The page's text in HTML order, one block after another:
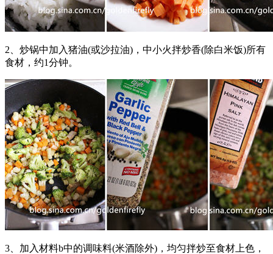
2、炒锅中加入猪油(或沙拉油)，中小火拌炒香(除白米饭)所有
食材，约1分钟。
3、加入材料b中的调味料(米酒除外)，均匀拌炒至食材上色，